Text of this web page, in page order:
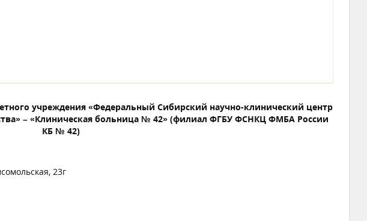
учреждения «Федеральный Сибирский научно-клинический центр
– «Клиническая больница № 42» (филиал ФГБУ ФСНКЦ ФМБА России
КБ № 42)
23г